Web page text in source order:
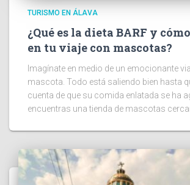
TURISMO EN ÁLAVA
¿Qué es la dieta BARF y
en tu viaje con mascotas?
Imagínate en medio de un emocionante
mascota. Todo está saliendo bien hasta
cuenta de que su comida enlatada se ha
encuentras una tienda de mascotas